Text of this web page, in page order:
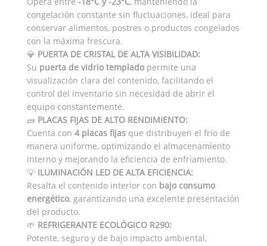
congelación constante sin fluctuaciones, ideal para
conservar alimentos, postres o productos congelados
con la máxima frescura.
💎 PUERTA DE CRISTAL DE ALTA VISIBILIDAD:
Su puerta de vidrio templado permite una
visualización clara del contenido, facilitando el
control del inventario sin necesidad de abrir el
equipo constantemente.
🧱 PLACAS FIJAS DE ALTO RENDIMIENTO:
Cuenta con 4 placas fijas que distribuyen el frío de
manera uniforme, optimizando el almacenamiento
interno y mejorando la eficiencia de enfriamiento.
💡 ILUMINACIÓN LED DE ALTA EFICIENCIA:
Resalta el contenido interior con bajo consumo
energético, garantizando una excelente presentación
del producto.
🌱 REFRIGERANTE ECOLÓGICO R290:
Potente, seguro y de bajo impacto ambiental,